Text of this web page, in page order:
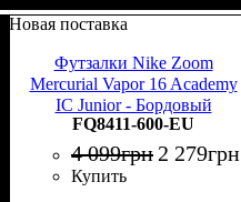
Новая поставка
Футзалки Nike Zoom
Mercurial Vapor 16 Academy
IC Junior - Бордовый
FQ8411-600-EU
4 099грн 2 279грн
Купить